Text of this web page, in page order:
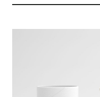
Бренды
Контакты